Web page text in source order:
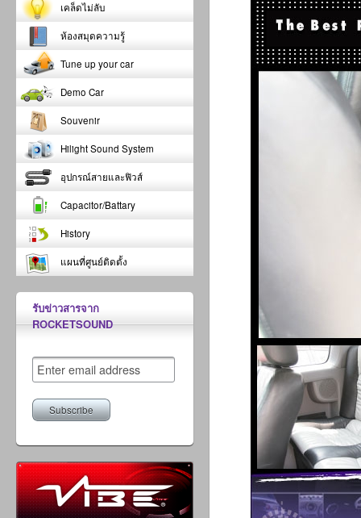
เคล็ดไม่ลับ
ห้องสมุดความรู้
Tune up your car
Demo Car
Souvenir
Hilight Sound System
อุปกรณ์สายและฟิวส์
Capacitor/Battary
History
แผนที่ศูนย์ติดตั้ง
รับข่าวสารจาก
ROCKETSOUND